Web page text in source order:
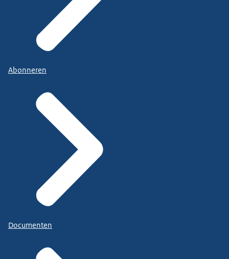
Abonneren
Documenten